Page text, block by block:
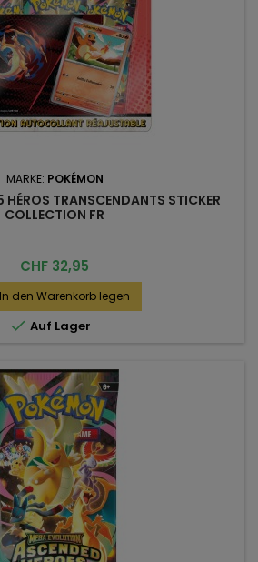
MARKE: POKÉMON
TRANSCENDANTS STICKER
COLLECTION FR
Preis
CHF 32,95
In den Warenkorb legen
 Auf Lager